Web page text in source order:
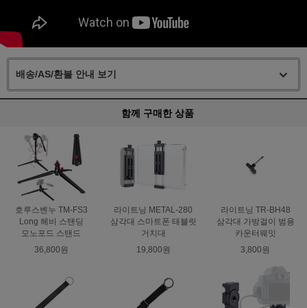
배송/AS/환불 안내 보기
함께 구매한 상품
호루스벤누 TM-FS3
Long 헤비 스탠딩
모노포드 스탠드
36,800원
라이트닝 METAL-280
삼각대 스마트폰 태블릿
거치대
19,800원
라이트닝 TR-BH48
삼각대 가방걸이 범용
카운터웨잇
3,800원